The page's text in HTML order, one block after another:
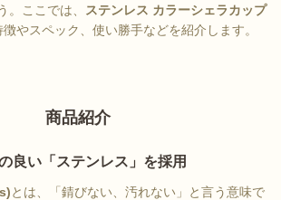
。ここでは、
ステンレス カラーシェラカップ
徴やスペック、使い勝手などを紹介します。
商品紹介
良い「ステンレス」を採用
とは、「錆びない、汚れない」と言う意味で